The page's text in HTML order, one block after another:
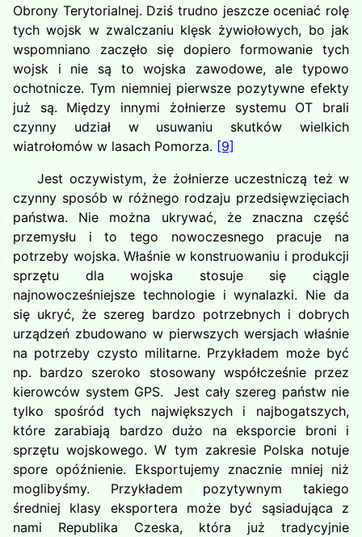
Obrony Terytorialnej. Dziś trudno jeszcze oceniać rolę
tych wojsk w zwalczaniu klęsk żywiołowych, bo jak
wspomniano zaczęło się dopiero formowanie tych
wojsk i nie są to wojska zawodowe, ale typowo
ochotnicze. Tym niemniej pierwsze pozytywne efekty
już są. Między innymi żołnierze systemu OT brali
czynny udział w usuwaniu skutków wielkich
wiatrołomów w lasach Pomorza. [9]
Jest oczywistym, że żołnierze uczestniczą też w
czynny sposób w różnego rodzaju przedsięwzięciach
państwa. Nie można ukrywać, że znaczna część
przemysłu i to tego nowoczesnego pracuje na
potrzeby wojska. Właśnie w konstruowaniu i produkcji
sprzętu dla wojska stosuje się ciągle
najnowocześniejsze technologie i wynalazki. Nie da
się ukryć, że szereg bardzo potrzebnych i dobrych
urządzeń zbudowano w pierwszych wersjach właśnie
na potrzeby czysto militarne. Przykładem może być
np. bardzo szeroko stosowany współcześnie przez
kierowców system GPS. Jest cały szereg państw nie
tylko spośród tych największych i najbogatszych,
które zarabiają bardzo dużo na eksporcie broni i
sprzętu wojskowego. W tym zakresie Polska notuje
spore opóźnienie. Eksportujemy znacznie mniej niż
moglibyśmy. Przykładem pozytywnym takiego
średniej klasy eksportera może być sąsiadująca z
nami Republika Czeska, która już tradycyjnie